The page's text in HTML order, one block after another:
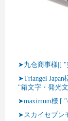
➤九仓商事様|[ "
➤Triangel
"箱文字・発光
➤maximum様|[
➤スカイセブン